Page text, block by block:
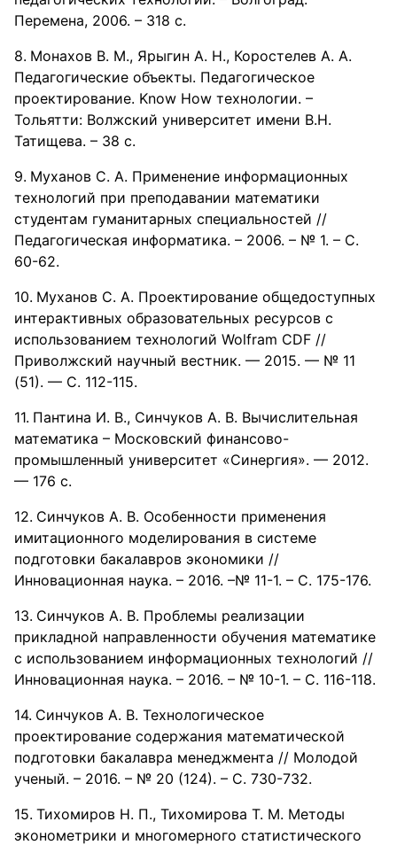
Перемена, 2006. – 318 с.
Монахов В. М., Ярыгин А. Н., Коростелев А. А.
Педагогические объекты. Педагогическое
проектирование. Know How технологии. –
Тольятти: Волжский университет имени В.Н.
Татищева. – 38 с.
Муханов С. А. Применение информационных
технологий при преподавании математики
студентам гуманитарных специальностей //
Педагогическая информатика. – 2006. – № 1. – С.
60-62.
Муханов С. А. Проектирование общедоступных
интерактивных образовательных ресурсов с
использованием технологий Wolfram CDF //
Приволжский научный вестник. — 2015. — № 11
(51). — С. 112-115.
Пантина И. В., Синчуков А. В. Вычислительная
математика – Московский финансово-
промышленный университет «Синергия». — 2012.
— 176 с.
Синчуков А. В. Особенности применения
имитационного моделирования в системе
подготовки бакалавров экономики //
Инновационная наука. – 2016. –№ 11-1. – С. 175-176.
Синчуков А. В. Проблемы реализации
прикладной направленности обучения математике
с использованием информационных технологий //
Инновационная наука. – 2016. – № 10-1. – С. 116-118.
Синчуков А. В. Технологическое
проектирование содержания математической
подготовки бакалавра менеджмента // Молодой
ученый. – 2016. – № 20 (124). – С. 730-732.
Тихомиров Н. П., Тихомирова Т. М. Методы
эконометрики и многомерного статистического